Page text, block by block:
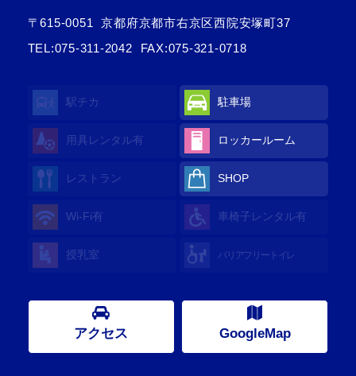
〒615-0051
京都府京都市右京区西院安塚町37
TEL:075-311-2042 FAX:075-321-0718
駅チカ 駐車場
用具レンタル有 ロッカールーム
レストラン SHOP
Wi-Fi有 車椅子レンタル有
授乳室 バリアフリートイレ
アクセス GoogleMap